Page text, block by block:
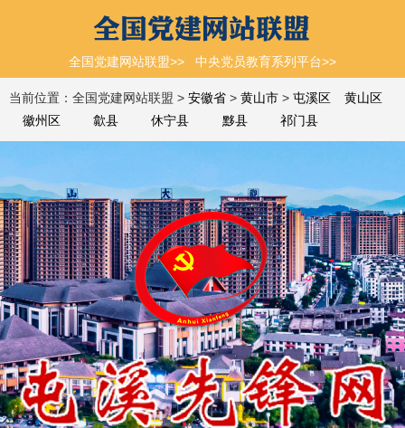
全国党建网站联盟>> 中央党员教育系列平台>>
当前位置：全国党建网站联盟 > 安徽省 > 黄山市 > 屯溪区
黄山区
徽州区
歙县 休宁县 黟县 祁门县